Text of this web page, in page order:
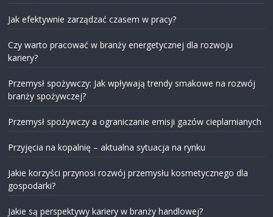
Jak efektywnie zarządzać czasem w pracy?
Czy warto pracować w branży energetycznej dla rozwoju
kariery?
Przemysł spożywczy: Jak wpływają trendy smakowe na rozwój
branży spożywczej?
Przemysł spożywczy a ograniczanie emisji gazów cieplarnianych
Przyjęcia na kopalnię – aktualna sytuacja na rynku
Jakie korzyści przynosi rozwój przemysłu kosmetycznego dla
gospodarki?
Jakie są perspektywy kariery w branży handlowej?